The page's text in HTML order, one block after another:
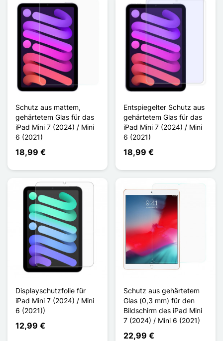
Schutz aus mattem,
gehärtetem Glas für das
iPad Mini 7 (2024) / Mini
6 (2021)
18,99 €
Entspiegelter Schutz aus
gehärtetem Glas für das
iPad Mini 7 (2024) / Mini
6 (2021)
18,99 €
Displayschutzfolie für
iPad Mini 7 (2024) / Mini
6 (2021))
12,99 €
Schutz aus gehärtetem
Glas (0,3 mm) für den
Bildschirm des iPad Mini
7 (2024) / Mini 6 (2021)
22,99 €